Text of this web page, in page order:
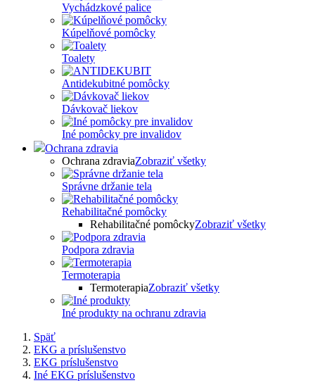
Vychádzkové palice
Kúpelňové pomôcky
Toalety
Antidekubitné pomôcky
Dávkovač liekov
Iné pomôcky pre invalidov
Ochrana zdravia
Ochrana zdraviaZobraziť všetky
Správne držanie tela
Rehabilitačné pomôcky
Rehabilitačné pomôckyZobraziť všetky
Podpora zdravia
Termoterapia
TermoterapiaZobraziť všetky
Iné produkty na ochranu zdravia
Späť
EKG a príslušenstvo
EKG príslušenstvo
Iné EKG príslušenstvo